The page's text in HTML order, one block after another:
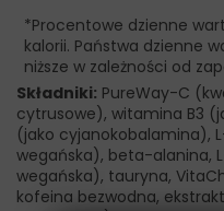
*Procentowe dzienne
kalorii. Państwa dzienne
niższe w zależności od
Składniki: PureWay-C
cytrusowe), witamina B3
(jako cyjanokobalamina),
wegańska), beta-alanina,
wegańska), tauryna,
kofeina bezwodna,